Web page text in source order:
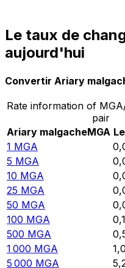
Le taux de
aujourd'hui
Convertir Ariary
Rate information of
pair
Ariary malgacheMGA
1 MGA
5 MGA
10 MGA
25 MGA
50 MGA
100 MGA
500 MGA
1 000 MGA
5 000 MGA